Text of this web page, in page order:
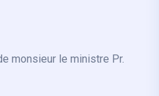
monsieur le ministre Pr.